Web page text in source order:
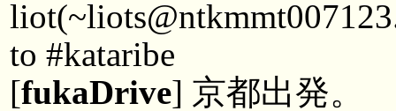
to #kataribe
[fukaDrive] 京都出発。